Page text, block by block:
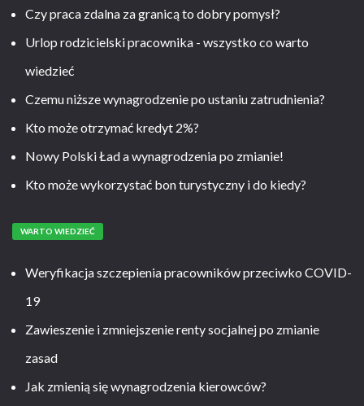
Czy praca zdalna za granicą to dobry pomysł?
Urlop rodzicielski pracownika - wszystko co warto
wiedzieć
Czemu niższe wynagrodzenie po ustaniu zatrudnienia?
Kto może otrzymać kredyt 2%?
Nowy Polski Ład a wynagrodzenia po zmianie!
Kto może wykorzystać bon turystyczny i do kiedy?
WARTO WIEDZIEĆ
Weryfikacja szczepienia pracowników przeciwko COVID-
19
Zawieszenie i zmniejszenie renty socjalnej po zmianie
zasad
Jak zmienią się wynagrodzenia kierowców?